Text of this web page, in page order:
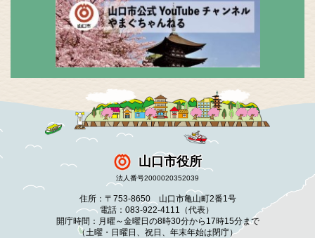
山口市役所
法人番号2000020352039
住所：〒753-8650 山口市亀山町2番1号
電話：083-922-4111（代表）
開庁時間：月曜～金曜日の8時30分から17時15分まで
（土曜・日曜日、祝日、年末年始は閉庁）